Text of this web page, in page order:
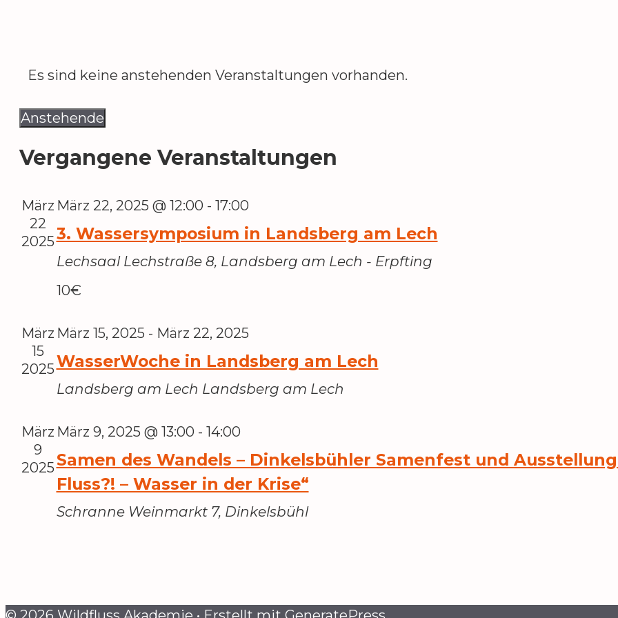
Es sind keine anstehenden Veranstaltungen vorhanden.
Anstehende
wählen.
Vergangene Veranstaltungen
März
22
2025
März 22, 2025 @ 12:00 - 17:00
3. Wassersymposium in Landsberg am Lech
Lechsaal Lechstraße 8, Landsberg am Lech - Erpfting
10€
März
15
2025
März 15, 2025 - März 22, 2025
WasserWoche in Landsberg am Lech
Landsberg am Lech Landsberg am Lech
März
9
2025
März 9, 2025 @ 13:00 - 14:00
Samen des Wandels – Dinkelsbühler Samenfest und
Fluss?! – Wasser in der Krise“
Schranne Weinmarkt 7, Dinkelsbühl